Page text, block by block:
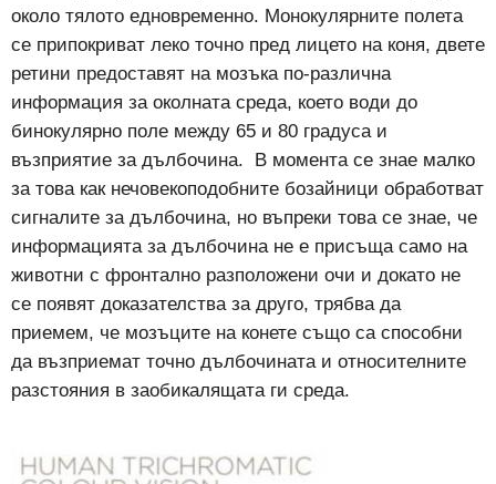
около тялото едновременно. Монокулярните полета
се припокриват леко точно пред лицето на коня, двете
ретини предоставят на мозъка по-различна
информация за околната среда, което води до
бинокулярно поле между 65 и 80 градуса и
възприятие за дълбочина.
В момента се знае малко
за това как нечовекоподобните бозайници обработват
сигналите за дълбочина, но въпреки това се знае, че
информацията за дълбочина не е присъща само на
животни с фронтално разположени очи и докато не
се появят доказателства за друго, трябва да
приемем, че мозъците на конете също са способни
да възприемат точно дълбочината и относителните
разстояния в заобикалящата ги среда.